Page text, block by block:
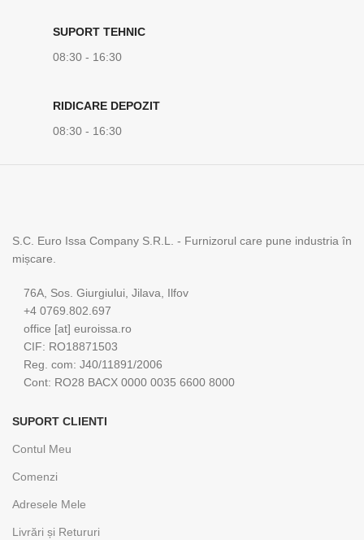
SUPORT TEHNIC
08:30 - 16:30
RIDICARE DEPOZIT
08:30 - 16:30
S.C. Euro Issa Company S.R.L. - Furnizorul care pune industria în
mișcare.
76A, Sos. Giurgiului, Jilava, Ilfov
+4 0769.802.697
office [at] euroissa.ro
CIF: RO18871503
Reg. com: J40/11891/2006
Cont: RO28 BACX 0000 0035 6600 8000
SUPORT CLIENTI
Contul Meu
Comenzi
Adresele Mele
Livrări și Retururi